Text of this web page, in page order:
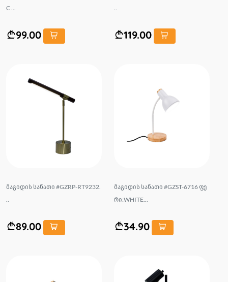
C ...
99.00
..
119.00
მაგიდის სანათი #GZRP-RT9232.
..
89.00
მაგიდის სანათი #GZST-6716 ფე
რი:WHITE...
34.90